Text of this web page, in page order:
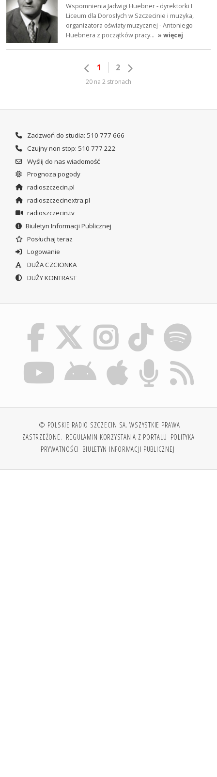
Wspomnienia Jadwigi Huebner - dyrektorki I
Liceum dla Dorosłych w Szczecinie i muzyka,
organizatora oświaty muzycznej - Antoniego
Huebnera z początków pracy… » więcej
1 2
20 na 2 stronach
Zadzwoń do studia: 510 777 666
Czujny non stop: 510 777 222
Wyślij do nas wiadomość
Prognoza pogody
radioszczecin.pl
radioszczecinextra.pl
radioszczecin.tv
Biuletyn Informacji Publicznej
Posłuchaj teraz
Logowanie
DUŻA CZCIONKA
DUŻY KONTRAST
© POLSKIE RADIO SZCZECIN SA. WSZYSTKIE PRAWA
ZASTRZEŻONE. REGULAMIN KORZYSTANIA Z PORTALU POLITYKA
PRYWATNOŚCI BIULETYN INFORMACJI PUBLICZNEJ